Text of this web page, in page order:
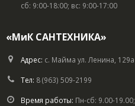
сб: 9:00-18:00; вс: 9:00-17:00
«МиК САНТЕХНИКА»
Адрес: с. Майма ул. Ленина, 129а
Тел: 8 (963) 509-2199
Время работы: Пн-сб: 9.00-19.00;